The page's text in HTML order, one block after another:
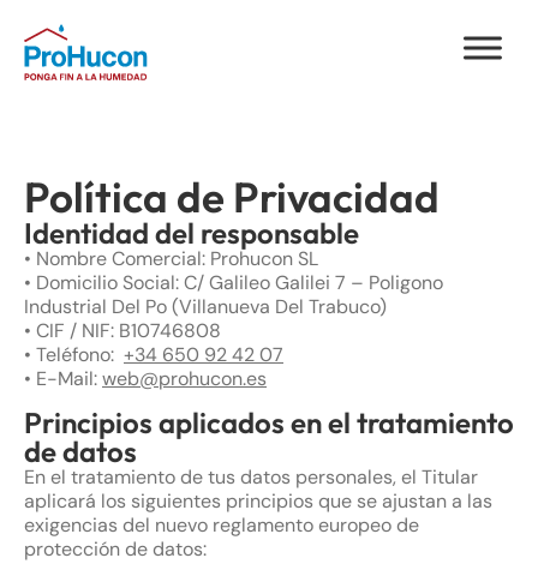
Política de Privacidad
Identidad del responsable
• Nombre Comercial: Prohucon SL
• Domicilio Social: C/ Galileo Galilei 7 – Poligono
Industrial Del Po (Villanueva Del Trabuco)
• CIF / NIF: B10746808
• Teléfono: +34 650 92 42 07
• E-Mail:web@prohucon.es
Principios aplicados en el tratamiento
de datos
En el tratamiento de tus datos personales, el Titular
aplicará los siguientes principios que se ajustan a las
exigencias del nuevo reglamento europeo de
protección de datos: